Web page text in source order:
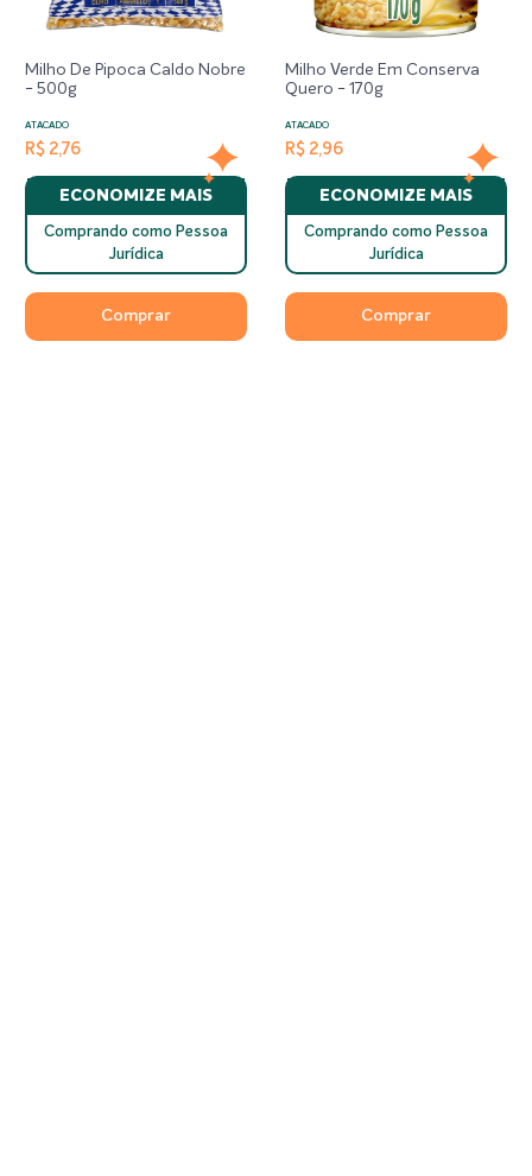
Milho De Pipoca Caldo Nobre
- 500g
ATACADO
R$ 2,76
ECONOMIZE MAIS
Comprando como Pessoa
Jurídica
Comprar
Milho Verde Em Conserva
Quero - 170g
ATACADO
R$ 2,96
ECONOMIZE MAIS
Comprando como Pessoa
Jurídica
Comprar